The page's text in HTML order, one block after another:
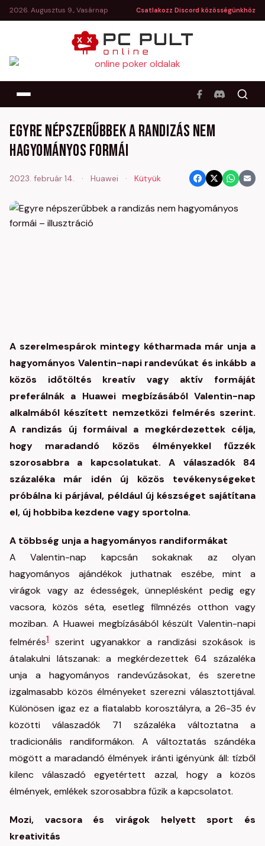
2026. Augusztus 9., Vasárnap Csatlakozz Discord közösségünkhöz
Egyre népszerűbbek a randizás nem
hagyományos formái
2023. február 14. · Huawei · Kütyük
A szerelmespárok mintegy kétharmada már unja a
hagyományos Valentin-napi randevúkat és inkább a
közös időtöltés kreatív vagy aktív formáját
preferálnák a Huawei megbízásából Valentin-nap
alkalmából készített nemzetközi felmérés szerint.
A randizás új formáival a megkérdezettek célja,
hogy maradandó közös élményekkel fűzzék
szorosabbra a kapcsolatukat. A válaszadók 84
százaléka már idén új közös tevékenységeket
próbálna ki párjával, például új készséget sajátítana
el, új hobbiba kezdene vagy sportolna.
A többség unja a hagyományos randiformákat
A Valentin-nap kapcsán sokaknak az olyan
hagyományos ajándékok juthatnak eszébe, mint a
virágok vagy az édességek, ünneplésként pedig egy
vacsora, közös séta, esetleg filmnézés otthon vagy
moziban. A Huawei megbízásából készült Valentin-napi
felmérés1
szerint ugyanakkor a randizási szokások is
átalakulni látszanak: a megkérdezettek 64 százaléka
unja a hagyományos randevúzásokat, és szeretne
izgalmasabb közös élményeket szerezni választottjával.
Különösen igaz ez a fiatalabb korosztályra, a 26-35 év
közötti válaszadók 71 százaléka változtatna a
tradicionális randiformákon. A változtatás szándéka
mögött a maradandó élmények iránti igényünk áll: tízből
kilenc válaszadó egyetértett azzal, hogy a közös
élmények, emlékek szorosabbra fűzik a kapcsolatot.
Mozi, vacsora és virágok helyett sport és
kreativitás